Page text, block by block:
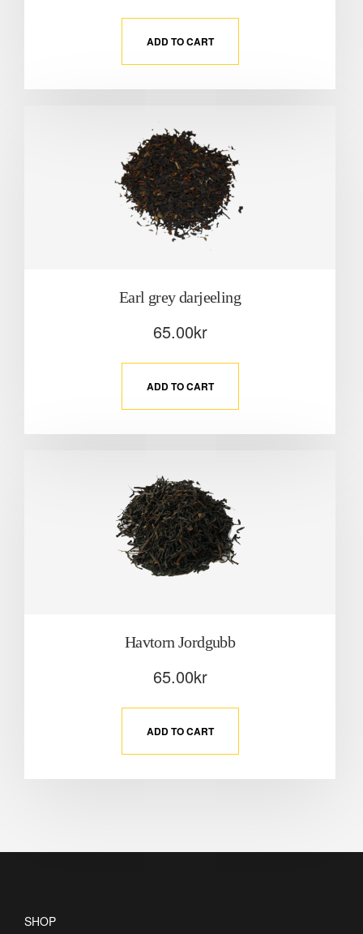
ADD TO CART
Earl grey darjeeling
65.00kr
ADD TO CART
Havtorn Jordgubb
65.00kr
ADD TO CART
SHOP